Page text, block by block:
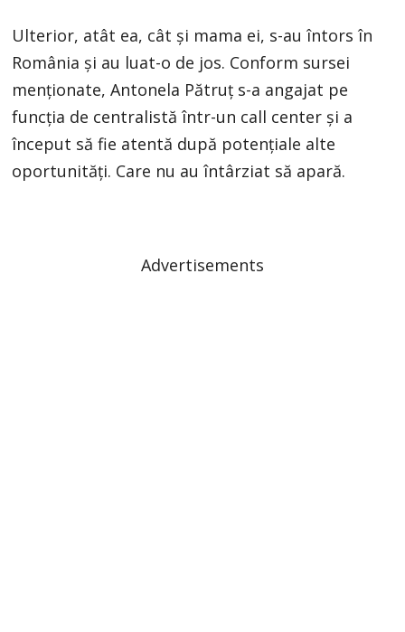
Ulterior, atât ea, cât și mama ei, s-au întors în
România și au luat-o de jos. Conform sursei
menționate, Antonela Pătruț s-a angajat pe
funcția de centralistă într-un call center și a
început să fie atentă după potențiale alte
oportunități. Care nu au întârziat să apară.
Advertisements